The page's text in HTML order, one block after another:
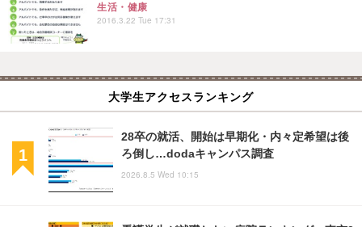
生活・健康
2016.3.22 Tue 17:31
大学生アクセスランキング
28卒の就活、開始は早期化・内々定希望は後
ろ倒し…dodaキャンパス調査
2026.8.5 Wed 10:15